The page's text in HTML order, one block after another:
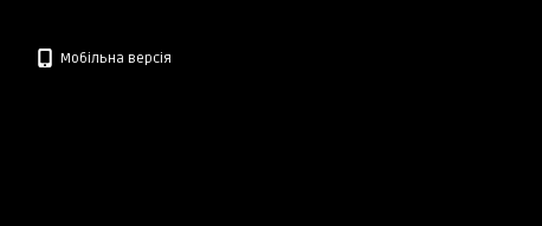
Мобільна версія